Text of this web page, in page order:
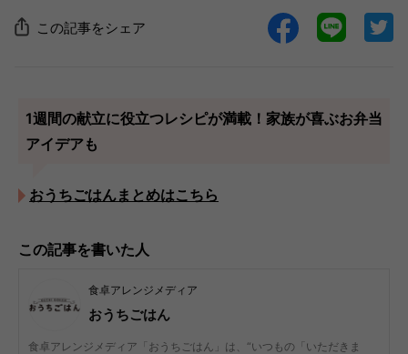
この記事をシェア
1週間の献立に役立つレシピが満載！家族が喜ぶお弁当
アイデアも
おうちごはんまとめはこちら
この記事を書いた人
食卓アレンジメディア
おうちごはん
食卓アレンジメディア「おうちごはん」は、“いつもの「いただきま